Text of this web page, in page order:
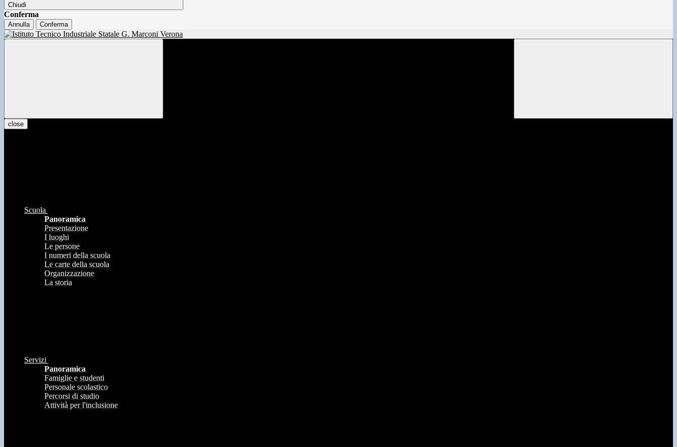
Chiudi
Conferma
Annulla Conferma
close
Scuola
Panoramica
Presentazione
I luoghi
Le persone
I numeri della scuola
Le carte della scuola
Organizzazione
La storia
Servizi
Panoramica
Famiglie e studenti
Personale scolastico
Percorsi di studio
Attività per l'inclusione